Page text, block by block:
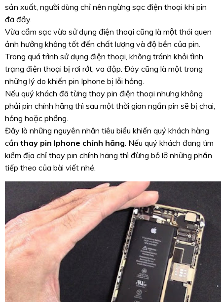
sản xuất, người dùng chỉ nên ngừng sạc điện thoại khi pin
đã đầy.
Vừa cắm sạc vừa sử dụng điện thoại cũng là một thói quen
ảnh hưởng không tốt đến chất lượng và độ bền của pin.
Trong quá trình sử dụng điện thoại, không tránh khỏi tình
trạng điện thoại bị rơi rớt, va đập. Đây cũng là một trong
những lý do khiến pin Iphone bị lỗi hỏng.
Nếu quý khách đã từng thay pin điện thoại nhưng không
phải pin chính hãng thì sau một thời gian ngắn pin sẽ bị chai,
hỏng hoặc phồng.
Đây là những nguyên nhân tiêu biểu khiến quý khách hàng
cần thay pin Iphone chính hãng. Nếu quý khách đang tìm
kiếm địa chỉ thay pin chính hãng thì đừng bỏ lỡ những phần
tiếp theo của bài viết nhé.